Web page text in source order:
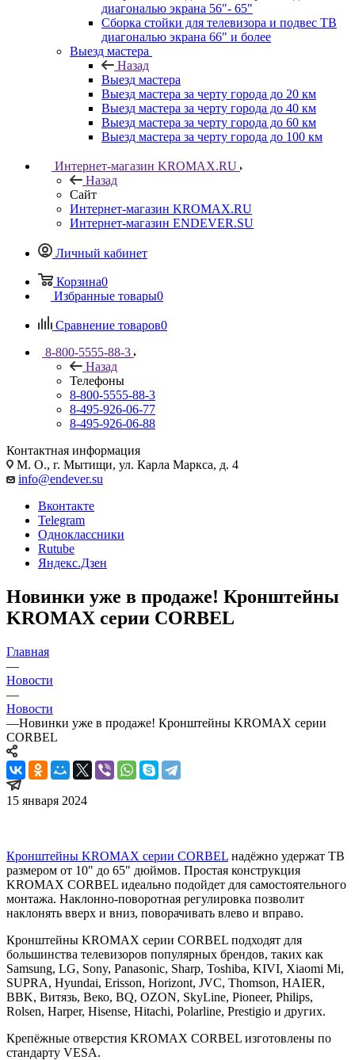
диагональю экрана 56"- 65"
Сборка стойки для телевизора и подвес ТВ
диагональю экрана 66" и более
Выезд мастера
Назад
Выезд мастера
Выезд мастера за черту города до 20 км
Выезд мастера за черту города до 40 км
Выезд мастера за черту города до 60 км
Выезд мастера за черту города до 100 км
Интернет-магазин KROMAX.RU
Назад
Сайт
Интернет-магазин KROMAX.RU
Интернет-магазин ENDEVER.SU
Личный кабинет
Корзина0
Избранные товары0
Сравнение товаров0
8-800-5555-88-3
Назад
Телефоны
8-800-5555-88-3
8-495-926-06-77
8-495-926-06-88
Контактная информация
М. О., г. Мытищи, ул. Карла Маркса, д. 4
info@endever.su
Вконтакте
Telegram
Одноклассники
Rutube
Яндекс.Дзен
Новинки уже в продаже! Кронштейны
KROMAX серии CORBEL
Главная
—
Новости
—
Новости
—Новинки уже в продаже! Кронштейны KROMAX серии
CORBEL
15 января 2024
Кронштейны KROMAX серии CORBEL надёжно удержат ТВ
размером от 10" до 65" дюймов. Простая конструкция
KROMAX CORBEL идеально подойдет для самостоятельного
монтажа. Наклонно-поворотная регулировка позволит
наклонять вверх и вниз, поворачивать влево и вправо.
Кронштейны KROMAX серии CORBEL подходят для
большинства телевизоров популярных брендов, таких как
Samsung, LG, Sony, Panasonic, Sharp, Toshiba, KIVI, Xiaomi Mi,
SUPRA, Hyundai, Erisson, Horizont, JVC, Thomson, HAIER,
BBK, Витязь, Веко, BQ, OZON, SkyLine, Pioneer, Philips,
Rolsen, Harper, Hisense, Hitachi, Polarline, Prestigio и других.
Крепёжные отверстия KROMAX CORBEL изготовлены по
стандарту VESA.